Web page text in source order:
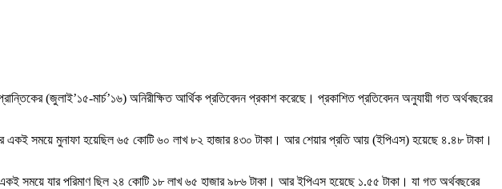
(জুলাই’১৫-মার্চ’১৬) অনিরীক্ষিত আর্থিক প্রতিবেদন প্রকাশ করেছে। প্রকাশিত প্রতিবেদন অনুযায়ী গত অর্থবছরের
একই সময়ে মুনাফা হয়েছিল ৬৫ কোটি ৬০ লাখ ৮২ হাজার ৪৩০ টাকা। আর শেয়ার প্রতি আয় (ইপিএস) হয়েছে ৪.৪৮ টাকা।
সময়ে যার পরিমাণ ছিল ২৪ কোটি ১৮ লাখ ৬৫ হাজার ৯৮৬ টাকা। আর ইপিএস হয়েছে ১.৫৫ টাকা। যা গত অর্থবছরের